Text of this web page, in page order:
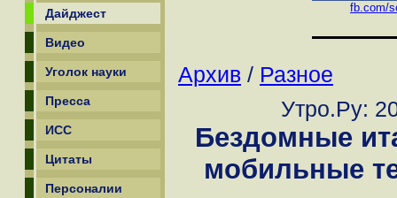
Дайджест
Видео
Уголок науки
Пресса
ИСС
Цитаты
Персоналии
fb.com/
Архив / Разное
Утро.Ру:
Бездомные
мобильные